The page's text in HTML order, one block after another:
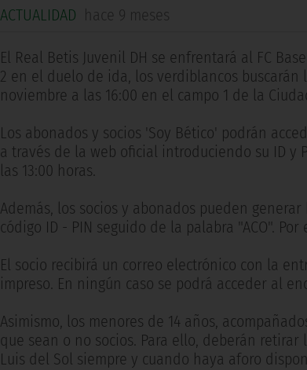
ACTUALIDAD hace 9 meses
El Real Betis Juvenil DH se enfrentará al FC
2 en el duelo de ida, los verdiblancos
noviembre a las 16:00 en el campo 1 de la
Los abonados y socios 'Soy Bético' podrán
a través de la web oficial introduciendo su ID y
las 13:00 horas.
Además, los socios y abonados pueden
código ID - PIN seguido de la palabra "ACO". Por
El socio recibirá un correo electrónico con la
impreso. En ningún caso se podrá acceder al
Asimismo, los menores de 14 años,
que sean o no socios. Para ello, deberán
Luis del Sol siempre y cuando haya aforo